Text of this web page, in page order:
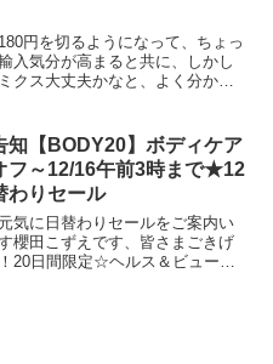
円を切るようになって、ちょっ
入気分が高まると共に、しかし
クス大丈夫かなと、よく分から
知【BODY20】ボディケア
フ～12/16午前3時まで★12
わりセール
気に日替わりセールをご案内い
櫻田こずえです、皆さまごきげ
20日間限定☆ヘルス＆ビューテ